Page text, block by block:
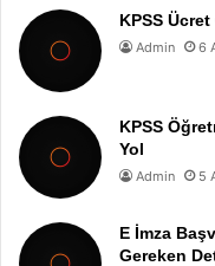
KPSS
Admin 6
KPSS
Yol
Admin 5
E İmza
Gereken